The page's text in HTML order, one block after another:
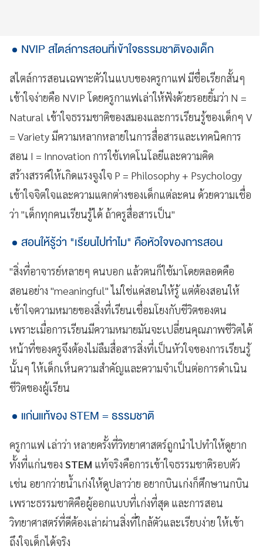
NVIP สไตล์การสอนที่เข้าใจธรรมชาติของเด็ก
สไตล์การสอนเฉพาะตัวในแบบของครูกาแฟ มีชื่อเรียกสั้นๆ
เข้าใจง่ายคือ NVIP โดยครูกาแฟเล่าให้ฟังด้วยรอยยิ้มว่า N =
Natural เข้าใจธรรมชาติของสมองและการเรียนรู้ของเด็กๆ V
= Variety มีความหลากหลายในการสื่อสารและเทคนิคการ
สอน I = Innovation การใช้เทคโนโลยีและความคิด
สร้างสรรค์ให้เกิดแรงจูงใจ P = Philosophy + Psychology
เข้าใจจิตใจและความแตกต่างของเด็กแต่ละคน ด้วยความเชื่อ
ว่า "เด็กทุกคนเรียนรู้ได้ ถ้าครูสื่อสารเป็น"
สอนให้รู้ว่า "เรียนไปทำไม" คือหัวใจของการสอน
"สิ่งที่อาจารย์หลายๆ คนบอก แล้วตนก็ใช้มาโดยตลอดคือ
สอนอย่าง "meaningful" ไม่ใช่แค่สอนให้รู้ แต่ต้องสอนให้
เข้าใจความหมายของสิ่งที่เรียนเชื่อมโยงกับชีวิตของตน
เพราะเมื่อการเรียนมีความหมายมันจะเปลี่ยนคุณภาพชีวิตได้
หน้าที่ของครูจึงต้องไม่ลืมสื่อสารสิ่งที่เป็นหัวใจของการเรียนรู้
นั้นๆ ให้เด็กเห็นความสำคัญและความจำเป็นต่อการดำเนิน
ชีวิตของผู้เรียน
แก่นแท้ของ STEM = ธรรมชาติ
ครูกาแฟ เล่าว่า หลายครั้งที่วิทยาศาสตร์ถูกนำไปทำให้ดูยาก
ทั้งที่แก่นของ STEM แท้จริงคือการเข้าใจธรรมชาติรอบตัว
เช่น อยากว่ายน้ำเก่งให้ดูปลาว่าย อยากบินเก่งก็ศึกษานกบิน
เพราะธรรมชาติคือผู้ออกแบบที่เก่งที่สุด และการสอน
วิทยาศาสตร์ที่ดีต้องเล่าผ่านสิ่งที่ใกล้ตัวและเรียบง่าย ให้เข้า
ถึงใจเด็กได้จริง